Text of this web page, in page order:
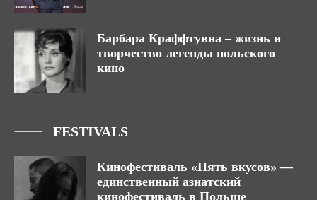
Барбара Краффтувна – жизнь и
творчество легенды польского
кино
FESTIVALS
Кинофестиваль «Пять вкусов» —
единственный азиатский
кинофестиваль в Польше